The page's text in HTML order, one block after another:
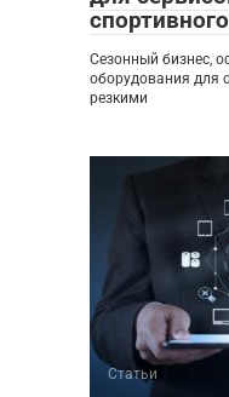
Сезонный бизнес,
оборудования для
резкими
Статьи